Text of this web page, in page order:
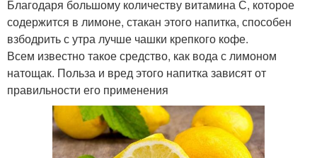
Благодаря большому количеству витамина С, которое
содержится в лимоне, стакан этого напитка, способен
взбодрить с утра лучше чашки крепкого кофе.
Всем известно такое средство, как вода с лимоном
натощак. Польза и вред этого напитка зависят от
правильности его применения